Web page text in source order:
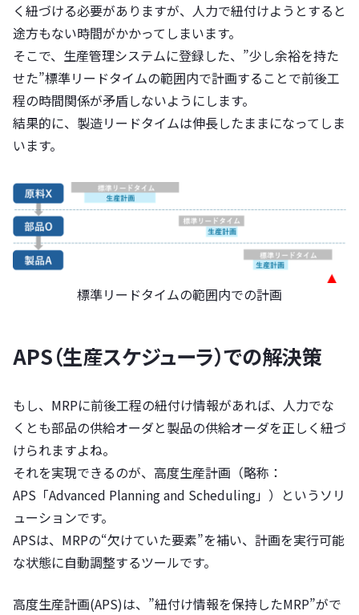
く紐づける必要がありますが、人力で紐付けようとすると
途方もない時間がかかってしまいます。
そこで、生産管理システムに登録した、”少し余裕を持た
せた”標準リードタイムの範囲内で計画することで前後工
程の時間関係が矛盾しないようにします。
結果的に、製造リードタイムは伸長したままになってしま
います。
標準リードタイムの範囲内での計画
APS（生産スケジューラ）での解決策
もし、MRPに前後工程の紐付け情報があれば、人力でな
くとも部品の供給オーダと製品の供給オーダを正しく紐づ
けられますよね。
それを実現できるのが、高度生産計画（略称：
APS「Advanced Planning and Scheduling」）というソリ
ューションです。
APSは、MRPの“欠けていた要素”を補い、計画を実行可能
な状態に自動調整するツールです。
高度生産計画(APS)は、”紐付け情報を保持したMRP”がで